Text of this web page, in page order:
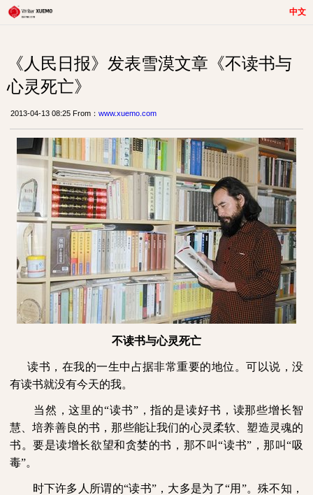
中文
《人民日报》发表雪漠文章《不读书与
心灵死亡》
2013-04-13 08:25 From： www.xuemo.com
不读书与心灵死亡
读书，在我的一生中占据非常重要的地位。可以说，没
有读书就没有今天的我。
当然，这里的“读书”，指的是读好书，读那些增长智
慧、培养善良的书，那些能让我们的心灵柔软、塑造灵魂的
书。要是读增长欲望和贪婪的书，那不叫“读书”，那叫“吸
毒”。
时下许多人所谓的“读书”，大多是为了“用”。殊不知，